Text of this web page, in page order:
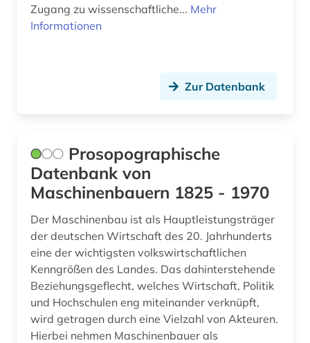
quelle (2)
raumfahrttechnik (1)
recherchetool (1)
recht (1)
rechtsvorschriften (1)
rechtswissenschaft (1)
rechtswissenschaften (1)
Zugang zu wissenschaftliche... Mehr
Informationen
Zur Datenbank
Prosopographische
Datenbank von
Maschinenbauern 1825 - 1970
Der Maschinenbau ist als Hauptleistungsträger
der deutschen Wirtschaft des 20. Jahrhunderts
eine der wichtigsten volkswirtschaftlichen
Kenngrößen des Landes. Das dahinterstehende
Beziehungsgeflecht, welches Wirtschaft, Politik
und Hochschulen eng miteinander verknüpft,
wird getragen durch eine Vielzahl von Akteuren.
Hierbei nehmen Maschinenbauer als